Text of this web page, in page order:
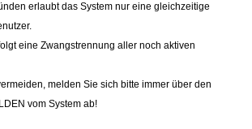
erlaubt das System nur eine gleichzeitige
eine Zwangstrennung aller noch aktiven
melden Sie sich bitte immer über den
vom System ab!